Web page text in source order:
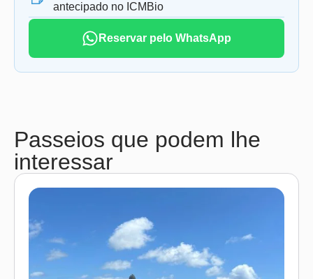
antecipado no ICMBio
Reservar pelo WhatsApp
Passeios que podem lhe
interessar